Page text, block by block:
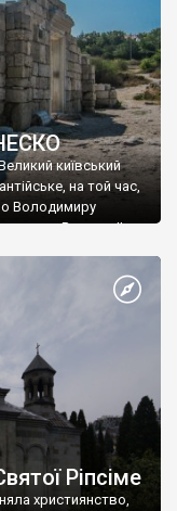
київський
на той час,
Володимиру
Василю ІІ, та
християнином.
Таврійського
Ріпсіме
християнство,